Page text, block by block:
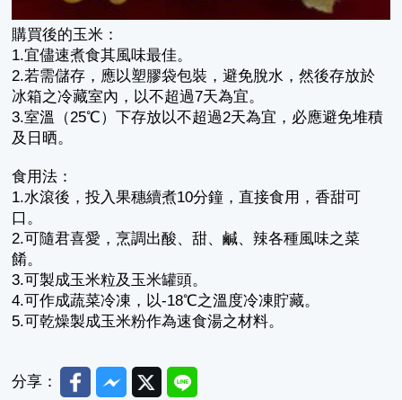
購買後的玉米：
1.宜儘速煮食其風味最佳。
2.若需儲存，應以塑膠袋包裝，避免脫水，然後存放於
冰箱之冷藏室內，以不超過7天為宜。
3.室溫（25℃）下存放以不超過2天為宜，必應避免堆積
及日晒。
食用法：
1.水滾後，投入果穗續煮10分鐘，直接食用，香甜可
口。
2.可隨君喜愛，烹調出酸、甜、鹹、辣各種風味之菜
餚。
3.可製成玉米粒及玉米罐頭。
4.可作成蔬菜冷凍，以-18℃之溫度冷凍貯藏。
5.可乾燥製成玉米粉作為速食湯之材料。
分享： FacebookMessenger
TwitterLine